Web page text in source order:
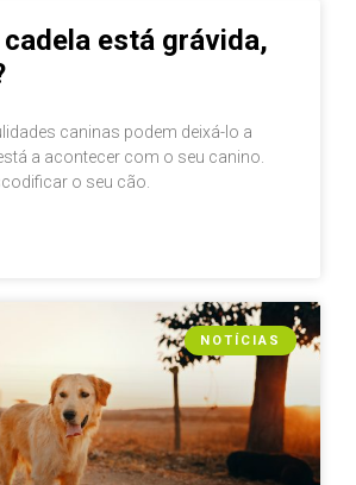
está grávida,
caninas podem deixá-lo a
a acontecer com o seu canino.
o seu cão.
NOTÍCIAS